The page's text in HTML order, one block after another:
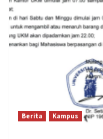
Berita Kampus